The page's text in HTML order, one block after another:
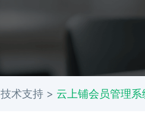
技术支持 > 云上铺会员管理系